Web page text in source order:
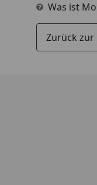
Was ist
Zurück